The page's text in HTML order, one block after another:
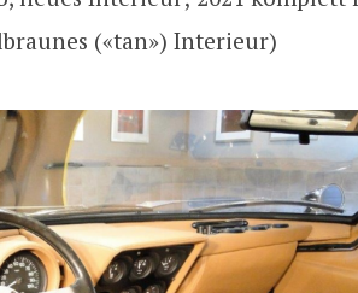
(«tan») Interieur)